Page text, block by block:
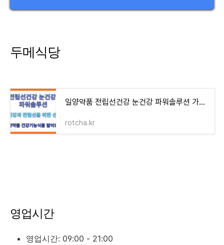
두메식당
일양약품 전립선건강 눈건강 파워솔루션 가격과 구매방법, 효능 알아보기
rotcha.kr
영업시간
영업시간: 09:00 - 21:00